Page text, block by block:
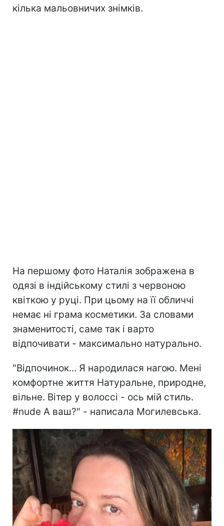
кілька мальовничих знімків.
На першому фото Наталія зображена в
одязі в індійському стилі з червоною
квіткою у руці. При цьому на її обличчі
немає ні грама косметики. За словами
знаменитості, саме так і варто
відпочивати - максимально натурально.
"Відпочинок... Я народилася нагою. Мені
комфортне життя Натуральне, природне,
вільне. Вітер у волоссі - ось мій стиль.
#nude А ваш?" - написала Могилевська.